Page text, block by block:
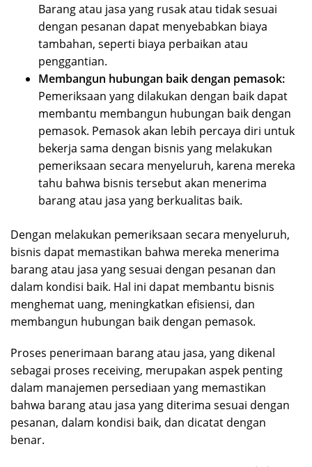
Barang atau jasa yang rusak atau tidak sesuai
dengan pesanan dapat menyebabkan biaya
tambahan, seperti biaya perbaikan atau
penggantian.
Membangun hubungan baik dengan pemasok:
Pemeriksaan yang dilakukan dengan baik dapat
membantu membangun hubungan baik dengan
pemasok. Pemasok akan lebih percaya diri untuk
bekerja sama dengan bisnis yang melakukan
pemeriksaan secara menyeluruh, karena mereka
tahu bahwa bisnis tersebut akan menerima
barang atau jasa yang berkualitas baik.
Dengan melakukan pemeriksaan secara menyeluruh,
bisnis dapat memastikan bahwa mereka menerima
barang atau jasa yang sesuai dengan pesanan dan
dalam kondisi baik. Hal ini dapat membantu bisnis
menghemat uang, meningkatkan efisiensi, dan
membangun hubungan baik dengan pemasok.
Proses penerimaan barang atau jasa, yang dikenal
sebagai proses receiving, merupakan aspek penting
dalam manajemen persediaan yang memastikan
bahwa barang atau jasa yang diterima sesuai dengan
pesanan, dalam kondisi baik, dan dicatat dengan
benar.